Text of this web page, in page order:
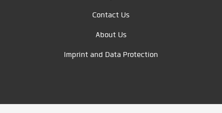
Contact Us
About Us
Imprint and Data Protection